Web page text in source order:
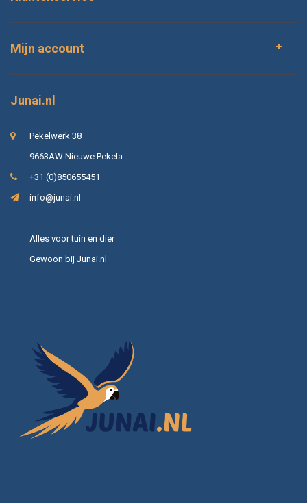
Mijn account
Junai.nl
Pekelwerk 38
9663AW Nieuwe Pekela
+31 (0)850655451
info@junai.nl
Alles voor tuin en dier
Gewoon bij Junai.nl